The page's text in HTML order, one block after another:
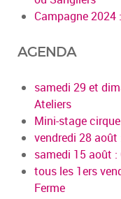
Campagne
AGENDA
samedi 29 et
Ateliers
Mini-stage cirque
vendredi 28
samedi 15 août :
tous les 1ers
Ferme